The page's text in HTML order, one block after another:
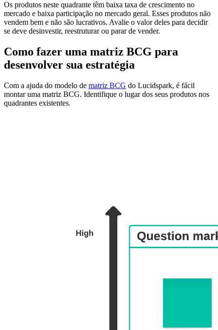
Os produtos neste quadrante têm baixa taxa de crescimento no
mercado e baixa participação no mercado geral. Esses produtos não
vendem bem e não são lucrativos. Avalie o valor deles para decidir
se deve desinvestir, reestruturar ou parar de vender.
Como fazer uma matriz BCG para
desenvolver sua estratégia
Com a ajuda do modelo de matriz BCG do Lucidspark, é fácil
montar uma matriz BCG. Identifique o lugar dos seus produtos nos
quadrantes existentes.